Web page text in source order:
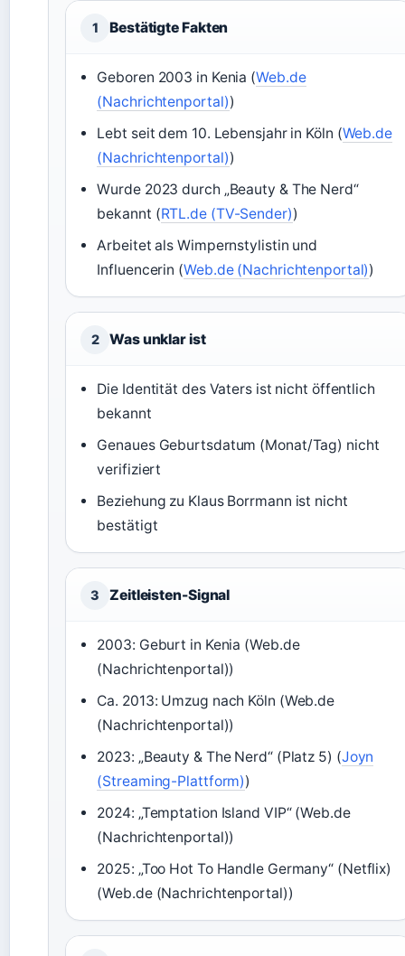
1 Bestätigte Fakten
Geboren 2003 in Kenia (Web.de
(Nachrichtenportal))
Lebt seit dem 10. Lebensjahr in Köln (Web.de
(Nachrichtenportal))
Wurde 2023 durch „Beauty & The Nerd“
bekannt (RTL.de (TV-Sender))
Arbeitet als Wimpernstylistin und
Influencerin (Web.de (Nachrichtenportal))
2 Was unklar ist
Die Identität des Vaters ist nicht öffentlich
bekannt
Genaues Geburtsdatum (Monat/Tag) nicht
verifiziert
Beziehung zu Klaus Borrmann ist nicht
bestätigt
3 Zeitleisten-Signal
2003: Geburt in Kenia (Web.de
(Nachrichtenportal))
Ca. 2013: Umzug nach Köln (Web.de
(Nachrichtenportal))
2023: „Beauty & The Nerd“ (Platz 5) (Joyn
(Streaming-Plattform))
2024: „Temptation Island VIP“ (Web.de
(Nachrichtenportal))
2025: „Too Hot To Handle Germany“ (Netflix)
(Web.de (Nachrichtenportal))